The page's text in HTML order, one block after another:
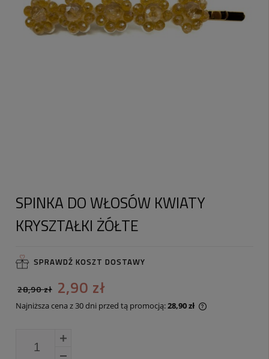
SPINKA DO WŁOSÓW KWIATY
KRYSZTAŁKI ŻÓŁTE
SPRAWDŹ KOSZT DOSTAWY
2,90 zł
28,90 zł
Najniższa cena z 30 dni przed tą promocją:28,90 zł